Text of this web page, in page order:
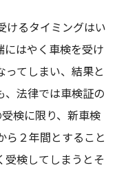
けるタイミングはい
にはやく車検を受け
てしまい、結果と
、法律では車検証の
検に限り、新車検
ら２年間とすること
受検してしまうとそ